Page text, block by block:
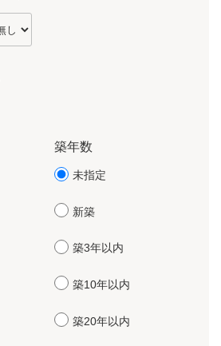
築年数
未指定
新築
築3年以内
築10年以内
築20年以内